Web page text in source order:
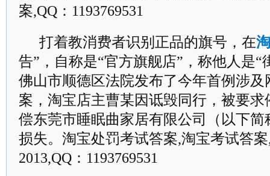
案,QQ：1193769531
打着教消费者识别正品的旗号，在
告”，自称是“官方旗舰店”，称他人是“
佛山市顺德区法院发布了今年首例涉
案，淘宝店主曹某因诋毁同行，被要
偿东莞市睡眠曲家居有限公司（以下简
损失。淘宝处罚考试答案,淘宝考试答
2013,QQ：1193769531